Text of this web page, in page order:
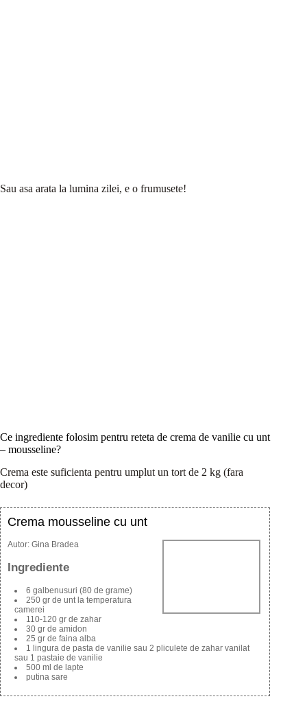
Sau asa arata la lumina zilei, e o frumusete!
Ce ingrediente folosim pentru reteta de crema de vanilie cu unt
– mousseline?
Crema este suficienta pentru umplut un tort de 2 kg (fara
decor)
Crema mousseline cu unt
Autor: Gina Bradea
Ingrediente
6 galbenusuri (80 de grame)
250 gr de unt la temperatura
camerei
110-120 gr de zahar
30 gr de amidon
25 gr de faina alba
1 lingura de pasta de vanilie sau 2 pliculete de zahar vanilat
sau 1 pastaie de vanilie
500 ml de lapte
putina sare